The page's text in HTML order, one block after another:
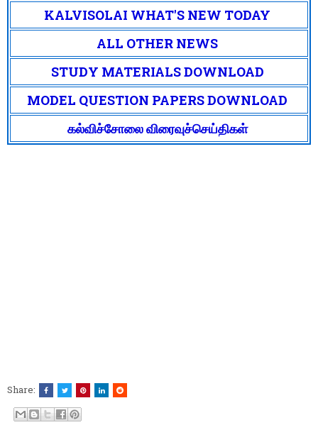
KALVISOLAI WHAT'S NEW TODAY
ALL OTHER NEWS
STUDY MATERIALS DOWNLOAD
MODEL QUESTION PAPERS DOWNLOAD
கல்விச்சோலை விரைவுச்செய்திகள்
Share: